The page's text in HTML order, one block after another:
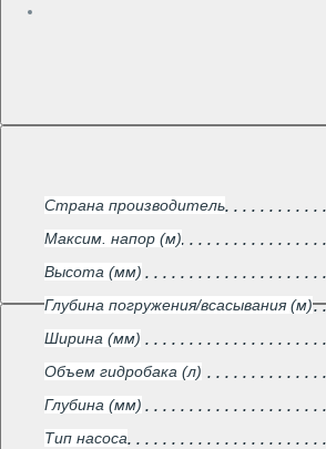
Страна производитель
Максим. напор (м)
Высота (мм)
Глубина погружения/всасывания (м)
Ширина (мм)
Объем гидробака (л)
Глубина (мм)
Тип насоса